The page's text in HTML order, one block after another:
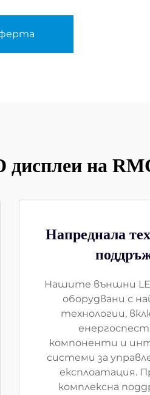
дисплеи на
Напреднала
Нашите външни
оборудвани с
технологии,
компоненти и
системи за
експлоатация.
комплексна